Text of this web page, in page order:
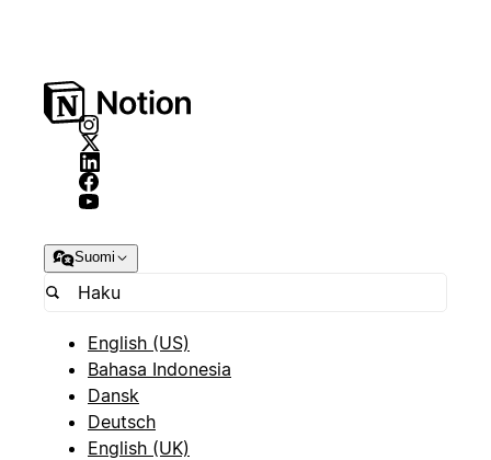
Suomi
English (US)
Bahasa Indonesia
Dansk
Deutsch
English (UK)